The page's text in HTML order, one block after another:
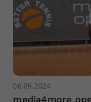
06.09.2024
media4more